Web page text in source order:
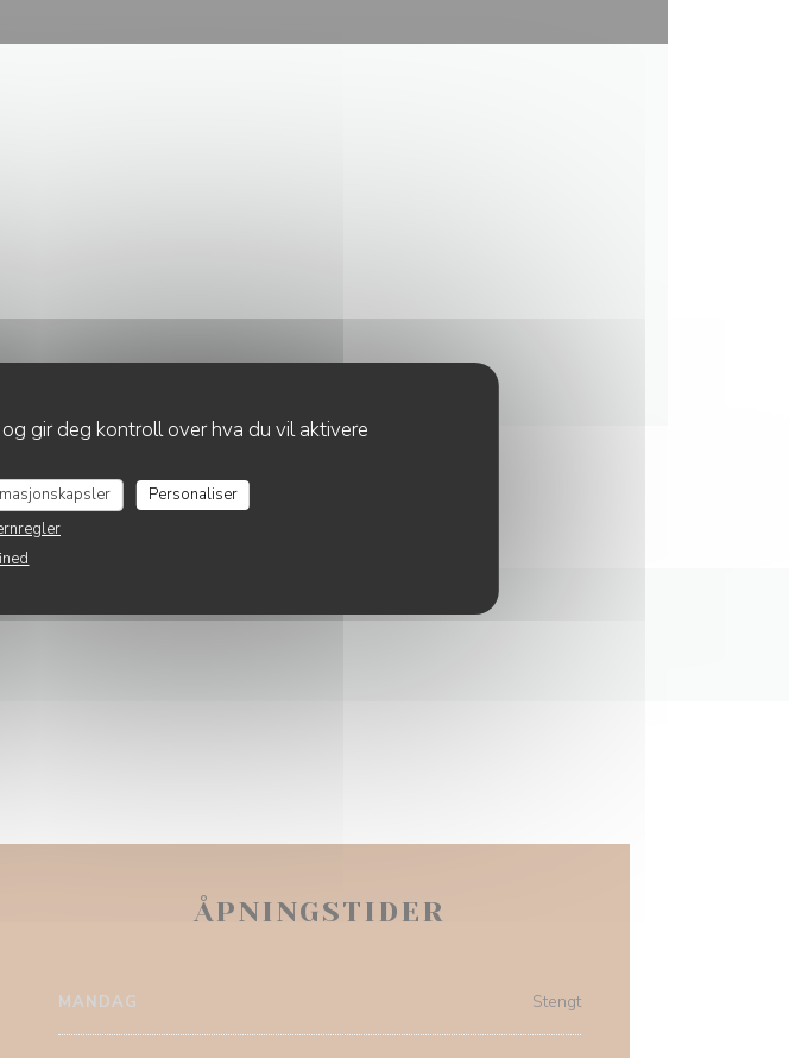
gir deg kontroll over hva du vil aktivere
Personaliser
ÅPNINGSTIDER
MANDAG Stengt